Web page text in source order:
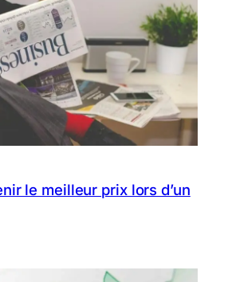
le meilleur prix lors d’un